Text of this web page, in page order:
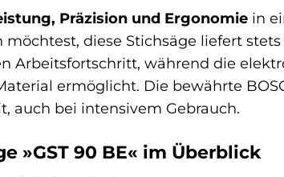
Präzision und Ergonomie in
diese Stichsäge liefert
Arbeitsfortschritt, während die
ermöglicht. Die bewährte
auch bei intensivem Gebrauch.
»GST 90 BE« im Überblick